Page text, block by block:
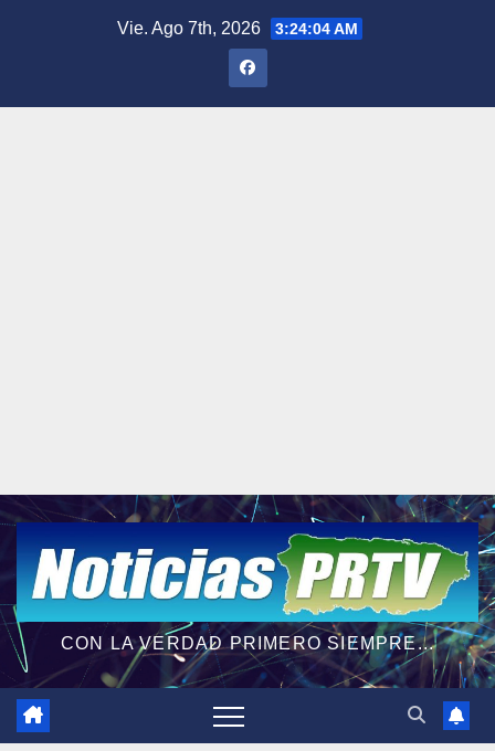
Vie. Ago 7th, 2026 3:24:05 AM
CON LA VERDAD PRIMERO SIEMPRE...